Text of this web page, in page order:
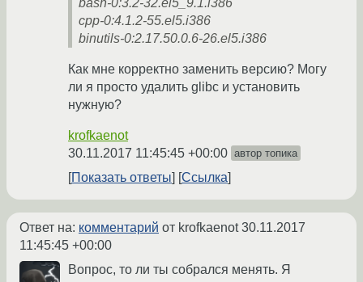
bash-0:3.2-32.el5_9.1.i386
cpp-0:4.1.2-55.el5.i386
binutils-0:2.17.50.0.6-26.el5.i386
Как мне корректно заменить версию? Могу
ли я просто удалить glibc и установить
нужную?
krofkaenot
30.11.2017 11:45:45 +00:00 автор топика
Показать ответы Ссылка
Ответ на: комментарий от krofkaenot30.11.2017
11:45:45 +00:00
Вопрос, то ли ты собрался менять. Я